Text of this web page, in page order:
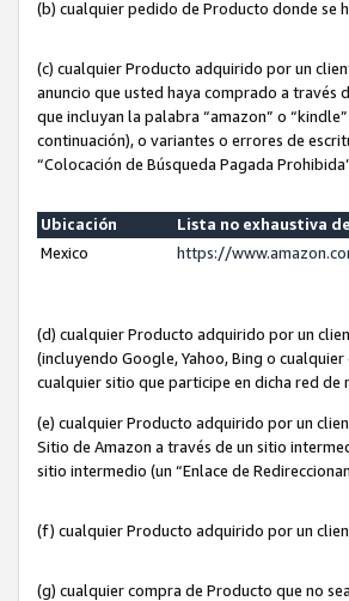
(b) cualquier pedido de Producto donde se
(c) cualquier Producto adquirido por un
anuncio que usted haya comprado a
que incluyan la palabra “amazon” o
continuación), o variantes o errores de
“Colocación de Búsqueda Pagada
Ubicación
Lista no exhaustiva
Mexico
https://
(d) cualquier Producto adquirido por un
(incluyendo Google, Yahoo, Bing o
cualquier sitio que participe en dicha red
(e) cualquier Producto adquirido por un
Sitio de Amazon a través de un sitio
sitio intermedio (un “Enlace de
(f) cualquier Producto adquirido por un
(g) cualquier compra de Producto que no